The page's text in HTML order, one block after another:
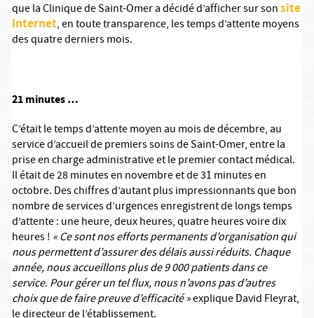
que la Clinique de Saint-Omer a décidé d’afficher sur sonsite
Internet, en toute transparence, les temps d’attente moyens
des quatre derniers mois.
21 minutes …
C’était le temps d’attente moyen au mois de décembre, au
service d’accueil de premiers soins de Saint-Omer, entre la
prise en charge administrative et le premier contact médical.
Il était de 28 minutes en novembre et de 31 minutes en
octobre. Des chiffres d’autant plus impressionnants que bon
nombre de services d’urgences enregistrent de longs temps
d’attente : une heure, deux heures, quatre heures voire dix
heures ! « Ce sont nos efforts permanents d’organisation qui
nous permettent d’assurer des délais aussi réduits. Chaque
année, nous accueillons plus de 9 000 patients dans ce
service. Pour gérer un tel flux, nous n’avons pas d’autres
choix que de faire preuve d’efficacité »explique David Fleyrat,